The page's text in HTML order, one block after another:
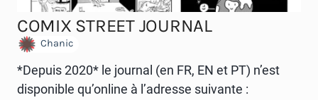
COMIX STREET JOURNAL
Chanic
*Depuis 2020* le journal (en FR, EN et PT) n’est
disponible qu’online à l’adresse suivante :